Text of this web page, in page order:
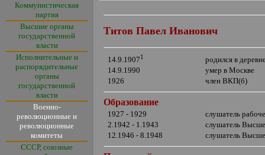
Коммунистическая
партия
Высшие органы
государственной
власти
Исполнительные и
распорядительные
органы
государственной
власти
Военно-
революционные и
революционные
комитеты
СССР, союзные
Титов Павел Иванович
14.9.19071
родился в
14.9.1990
умер в Москве
1926
член ВКП(б)
Образование
1927 - 1929
слушатель
2.1942 - 1.1943
слушатель
12.1946 - 8.1948
слушатель